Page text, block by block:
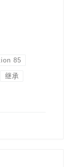
85
继承